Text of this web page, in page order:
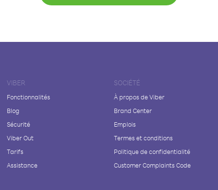
VIBER
Fonctionnalités
Blog
Sécurité
Viber Out
Tarifs
Assistance
SOCIÉTÉ
À propos de Viber
Brand Center
Emplois
Termes et conditions
Politique de confidentialité
Customer Complaints Code